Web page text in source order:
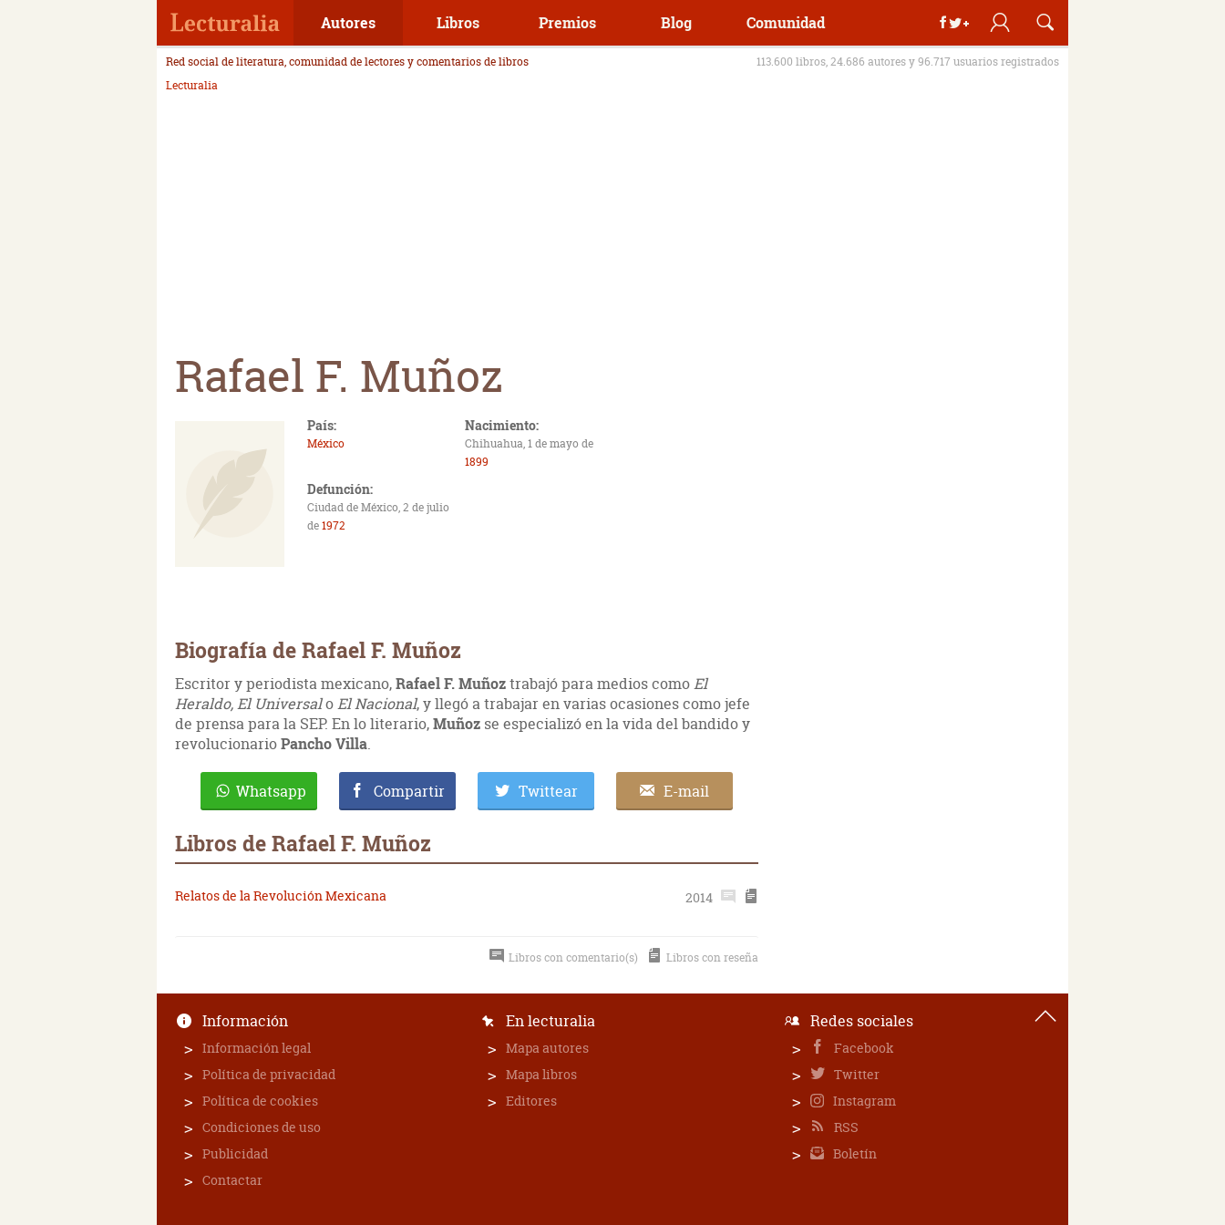
Autores Libros Premios Blog Comunidad
Red social de literatura, comunidad de lectores y comentarios de libros
113.600 libros, 24.686 autores y 96.717 usuarios registrados
Lecturalia
Rafael F. Muñoz
País:
México
Nacimiento:
Chihuahua, 1 de mayo de
1899
Defunción:
Ciudad de México, 2 de julio
de1972
Biografía de Rafael F. Muñoz
Escritor y periodista mexicano,Rafael F. Muñoztrabajó para medios comoEl
Heraldo, El UniversaloEl Nacional, y llegó a trabajar en varias ocasiones como jefe
de prensa para la SEP. En lo literario,Muñoz se especializó en la vida del bandido y
revolucionarioPancho Villa.
Whatsapp Compartir Twittear E-mail
Libros de Rafael F. Muñoz
Relatos de la Revolución Mexicana 2014
Libros con comentario(s) Libros con reseña
Información
Información legal
Política de privacidad
Política de cookies
Condiciones de uso
Publicidad
Contactar
En lecturalia
Mapa autores
Mapa libros
Editores
Redes sociales
Facebook
Twitter
Instagram
RSS
Boletín